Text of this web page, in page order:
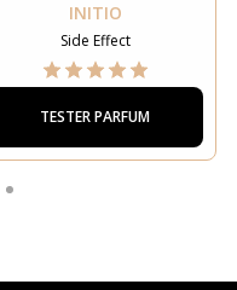
INITIO
Side Effect
TESTER PARFUM